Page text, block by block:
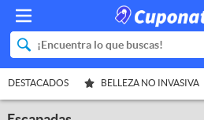
DESTACADOS BELLEZA NO INVASIVA